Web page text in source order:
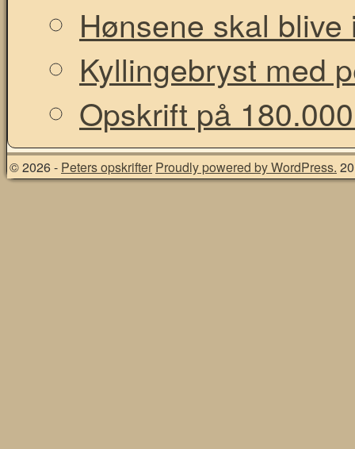
Hønsene skal
Kyllingebryst med
Opskrift på
© 2026 - Peters opskrifter Proudly powered by WordPress.